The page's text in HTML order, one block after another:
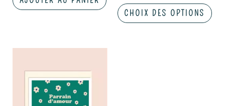
CHOIX DES OPTIONS